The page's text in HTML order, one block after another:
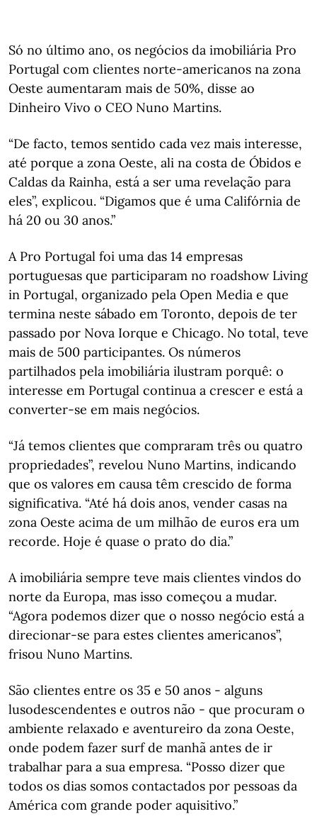
Só no último ano, os negócios da imobiliária Pro
Portugal com clientes norte-americanos na zona
Oeste aumentaram mais de 50%, disse ao
Dinheiro Vivo o CEO Nuno Martins.
“De facto, temos sentido cada vez mais interesse,
até porque a zona Oeste, ali na costa de Óbidos e
Caldas da Rainha, está a ser uma revelação para
eles”, explicou. “Digamos que é uma Califórnia de
há 20 ou 30 anos.”
A Pro Portugal foi uma das 14 empresas
portuguesas que participaram no roadshow Living
in Portugal, organizado pela Open Media e que
termina neste sábado em Toronto, depois de ter
passado por Nova Iorque e Chicago. No total, teve
mais de 500 participantes. Os números
partilhados pela imobiliária ilustram porquê: o
interesse em Portugal continua a crescer e está a
converter-se em mais negócios.
“Já temos clientes que compraram três ou quatro
propriedades”, revelou Nuno Martins, indicando
que os valores em causa têm crescido de forma
significativa. “Até há dois anos, vender casas na
zona Oeste acima de um milhão de euros era um
recorde. Hoje é quase o prato do dia.”
A imobiliária sempre teve mais clientes vindos do
norte da Europa, mas isso começou a mudar.
“Agora podemos dizer que o nosso negócio está a
direcionar-se para estes clientes americanos”,
frisou Nuno Martins.
São clientes entre os 35 e 50 anos - alguns
lusodescendentes e outros não - que procuram o
ambiente relaxado e aventureiro da zona Oeste,
onde podem fazer surf de manhã antes de ir
trabalhar para a sua empresa. “Posso dizer que
todos os dias somos contactados por pessoas da
América com grande poder aquisitivo.”